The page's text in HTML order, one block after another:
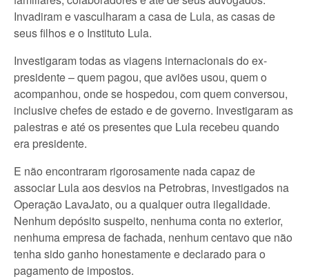
Invadiram e vasculharam a casa de Lula, as casas de
seus filhos e o Instituto Lula.
Investigaram todas as viagens internacionais do ex-
presidente – quem pagou, que aviões usou, quem o
acompanhou, onde se hospedou, com quem conversou,
inclusive chefes de estado e de governo. Investigaram as
palestras e até os presentes que Lula recebeu quando
era presidente.
E não encontraram rigorosamente nada capaz de
associar Lula aos desvios na Petrobras, investigados na
Operação LavaJato, ou a qualquer outra ilegalidade.
Nenhum depósito suspeito, nenhuma conta no exterior,
nenhuma empresa de fachada, nenhum centavo que não
tenha sido ganho honestamente e declarado para o
pagamento de impostos.